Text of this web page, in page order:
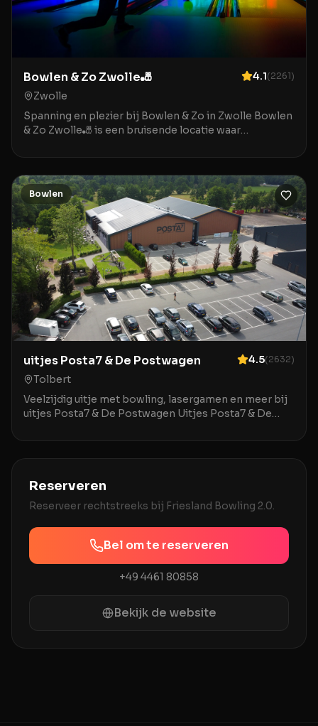
Bowlen & Zo Zwolle🎳 4.1(2261)
Zwolle
Spanning en plezier bij Bowlen & Zo in Zwolle Bowlen
& Zo Zwolle🎳 is een bruisende locatie waar
hart v
Bowlen
uitjes Posta7 & De Postwagen 4.5(2632)
Tolbert
Veelzijdig uitje met bowling, lasergamen en meer bij
uitjes Posta7 & De Postwagen Uitjes Posta7 & De
Reserveren
Reserveer rechtstreeks bij Friesland Bowling 2.0.
Bel om te reserveren
+49 4461 80858
Bekijk de website